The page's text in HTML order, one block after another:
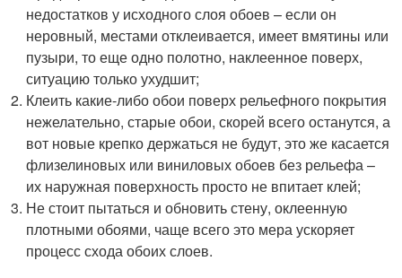
недостатков у исходного слоя обоев – если он
неровный, местами отклеивается, имеет вмятины или
пузыри, то еще одно полотно, наклеенное поверх,
ситуацию только ухудшит;
Клеить какие-либо обои поверх рельефного покрытия
нежелательно, старые обои, скорей всего останутся, а
вот новые крепко держаться не будут, это же касается
флизелиновых или виниловых обоев без рельефа –
их наружная поверхность просто не впитает клей;
Не стоит пытаться и обновить стену, оклеенную
плотными обоями, чаще всего это мера ускоряет
процесс схода обоих слоев.